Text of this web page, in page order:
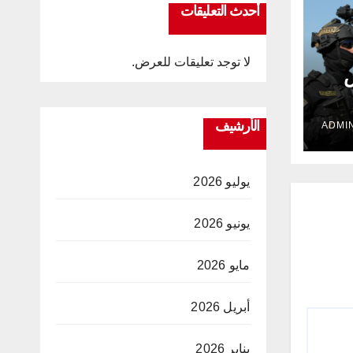
أحدث التعليقات
لا توجد تعليقات للعرض.
الأرشيف
يوليو 2026
يونيو 2026
مايو 2026
أبريل 2026
يناير 2026